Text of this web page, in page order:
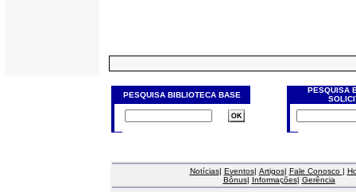
PESQUISA BIBLIOTECA BASE
PESQUISA
Notícias| Eventos| Artigos| Fale Conosco |
Bônus| Informações| Gerência